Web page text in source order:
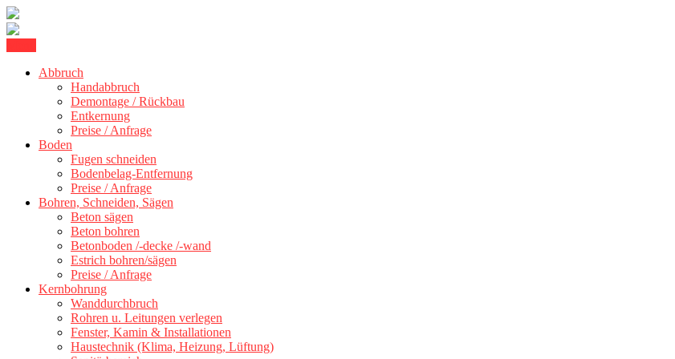
content
BBS Technik GmbH
Abbruch
Handabbruch
Demontage / Rückbau
Entkernung
Preise / Anfrage
Boden
Fugen schneiden
Bodenbelag-Entfernung
Preise / Anfrage
Bohren, Schneiden, Sägen
Beton sägen
Beton bohren
Betonboden /-decke /-wand
Estrich bohren/sägen
Preise / Anfrage
Kernbohrung
Wanddurchbruch
Rohren u. Leitungen verlegen
Fenster, Kamin & Installationen
Haustechnik (Klima, Heizung, Lüftung)